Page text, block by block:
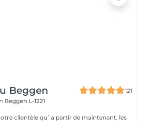
Beggen
121
Beggen L-1221
clientèle qu`a partir de maintenant, les